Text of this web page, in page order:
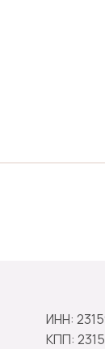
ИНН:
КПП: